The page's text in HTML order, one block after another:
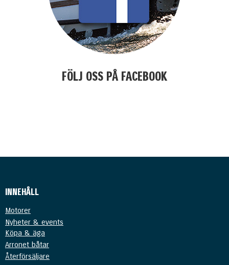
FÖLJ OSS PÅ FACEBOOK
INNEHÅLL
Motorer
Nyheter & events
Köpa & äga
Arronet båtar
Återförsäljare